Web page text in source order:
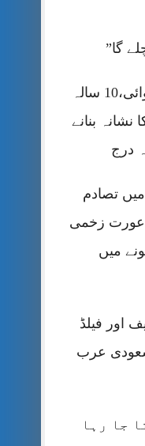
گا”
جہلم پولیس کی کارروائی،10 سالہ
بنانے
درج
تصادم
عورت زخمی
میں
اور فیلڈ
عرب
جا رہا